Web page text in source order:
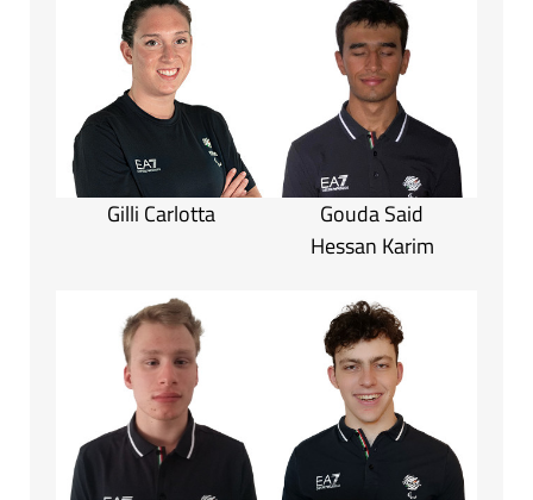
Gilli Carlotta
Gouda Said
Hessan Karim